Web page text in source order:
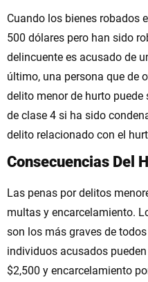
Cuando los bienes robados
500 dólares pero han sido
delincuente es acusado de
último, una persona que de
delito menor de hurto puede
de clase 4 si ha sido
delito relacionado con el
Consecuencias Del
Las penas por delitos
multas y encarcelamiento.
son los más graves de
individuos acusados
$2,500 y encarcelamiento